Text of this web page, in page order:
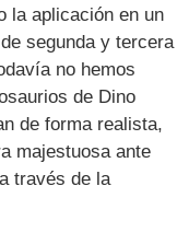
la aplicación en un
segunda y tercera
no hemos
de Dino
de forma realista,
majestuosa ante
través de la